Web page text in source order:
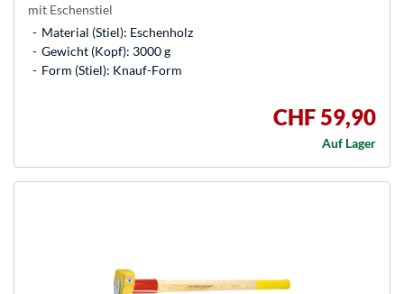
mit Eschenstiel
Material (Stiel): Eschenholz
Gewicht (Kopf): 3000 g
Form (Stiel): Knauf-Form
CHF 59,90
Auf Lager